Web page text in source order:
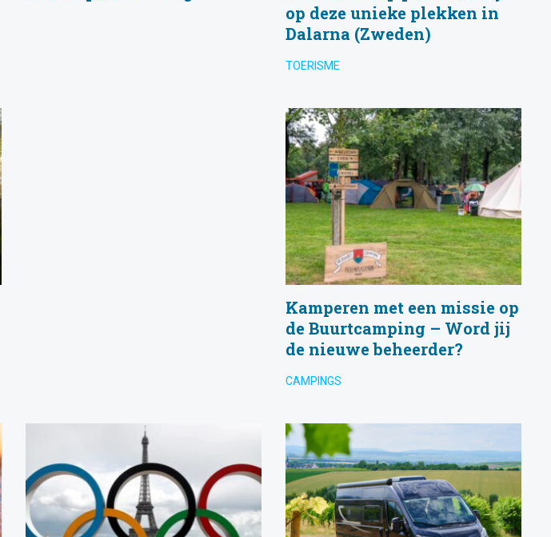
op deze unieke plekken in
Dalarna (Zweden)
TOERISME
Kamperen met een missie op
de Buurtcamping – Word jij
de nieuwe beheerder?
CAMPINGS